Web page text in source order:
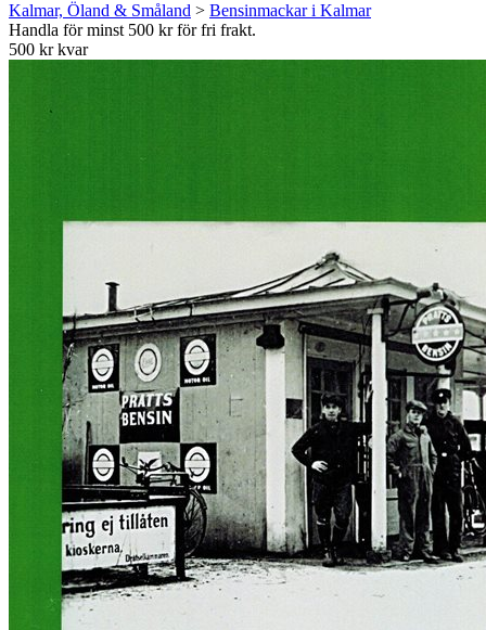
Kalmar, Öland & Småland > Bensinmackar i Kalmar
Handla för minst 500 kr för fri frakt.
500 kr kvar